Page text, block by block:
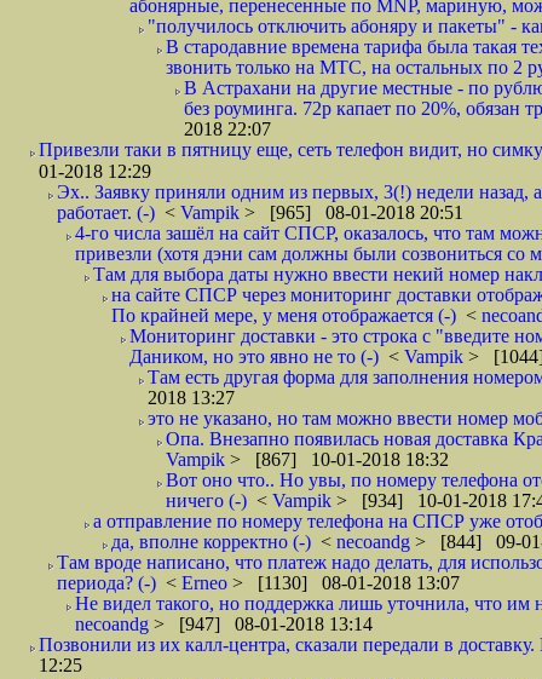
абонярные, перенесенные по MNP, мариную,
"получилось отключить абоняру и пакеты" -
В стародавние времена тарифа была такая
звонить только на МТС, на остальных по 2
В Астрахани на другие местные - по
без роуминга. 72р капает по 20%, обязан
2018 22:07
Привезли таки в пятницу еще, сеть телефон видит, но
01-2018 12:29
Эх.. Заявку приняли одним из первых, 3(!) недели назад,
работает. (-) < Vampik > [965] 08-01-2018 20:51
4-го числа зашёл на сайт СПСР, оказалось, что там
привезли (хотя дэни сам должны были созвониться со
Там для выбора даты нужно ввести некий номер
на сайте СПСР через мониторинг доставки
По крайней мере, у меня отображается (-) <
Мониторинг доставки - это строка с "введите
Даником, но это явно не то (-) < Vampik >
Там есть другая форма для заполнения
2018 13:27
это не указано, но там можно ввести номер
Опа. Внезапно появилась новая доставка
Vampik > [867] 10-01-2018 18:32
Вот оно что.. Но увы, по номеру телефона
ничего (-) < Vampik > [934] 10-01-2018
а отправление по номеру телефона на СПСР уже
да, вполне корректно (-) < necoandg > [844] 09-01-
Там вроде написано, что платеж надо делать, для
периода? (-) < Erneo > [1130] 08-01-2018 13:07
Не видел такого, но поддержка лишь уточнила, что
necoandg > [947] 08-01-2018 13:14
Позвонили из их калл-центра, сказали передали в
12:25